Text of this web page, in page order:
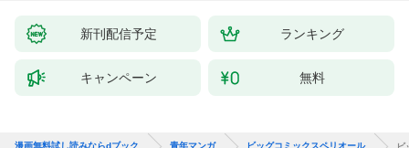
新刊配信予定 ランキング
キャンペーン 無料
漫画無料試し読みならdブック 青年マンガ ビッグコミックスペリオール